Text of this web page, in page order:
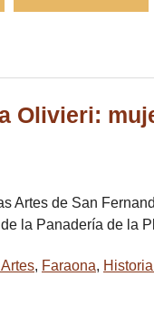
Olivieri:
Artes de San
la Panadería de la
, Faraona,